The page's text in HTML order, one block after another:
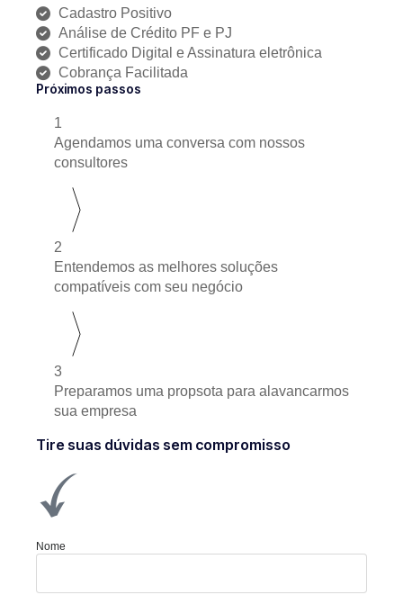
Cadastro Positivo
Análise de Crédito PF e PJ
Certificado Digital e Assinatura eletrônica
Cobrança Facilitada
Próximos passos
1
Agendamos uma conversa com nossos
consultores
2
Entendemos as melhores soluções
compatíveis com seu negócio
3
Preparamos uma propsota para alavancarmos
sua empresa
Tire suas dúvidas sem compromisso
Nome